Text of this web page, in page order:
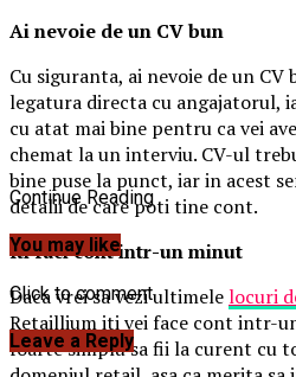
Ai nevoie de un CV bun
Cu siguranta, ai nevoie de un
legatura directa cu angajatorul,
cu atat mai bine pentru ca vei
chemat la un interviu. CV-ul
bine puse la punct, iar in acest
detalii de care poti tine cont.
Iti faci cont intr-un minut
Daca vrei sa vezi ultimelelocuri
Retaillium iti vei face cont intr-
foarte simplu sa fii la curent cu
Continue Reading
You may like
Click to comment
Leave a Reply